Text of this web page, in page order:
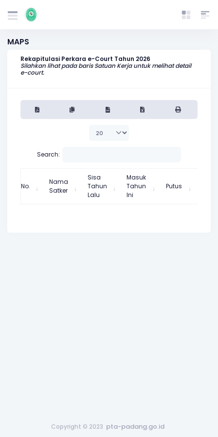
MAPS
Rekapitulasi Perkara e-Court Tahun 2026
Silahkan lihat pada baris Satuan Kerja untuk melihat detail
e-court.
Search:
No.
Nama
Satker
Sisa
Tahun
Lalu
Masuk
Tahun
Ini
Putus
Copyright © 2023 pta-padang.go.id